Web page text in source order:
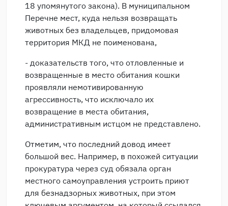
18 упомянутого закона). В муниципальном
Перечне мест, куда нельзя возвращать
животных без владельцев, придомовая
территория МКД не поименована,
- доказательств того, что отловленные и
возвращенные в место обитания кошки
проявляли немотивированную
агрессивность, что исключало их
возвращение в места обитания,
административным истцом не представлено.
Отметим, что последний довод имеет
большой вес. Например, в похожей ситуации
прокуратура через суд обязала орган
местного самоуправления устроить приют
для безнадзорных животных, при этом